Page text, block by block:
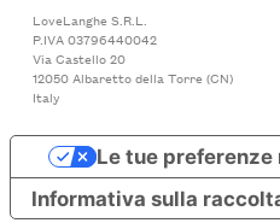
LoveLanghe S.R.L.
P.IVA 03796440042
Via Castello 20
12050 Albaretto della Torre (CN)
Italy
Informativa sulla
Le tue